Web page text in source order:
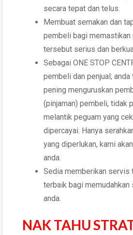
secara tepat dan telus.
Membuat semakan dan
pembeli bagi memastikan
tersebut serius dan
Sebagai ONE STOP
pembeli dan penjual; anda
pening menguruskan
(pinjaman) pembeli, tidak
melantik peguam yang
dipercayai. Hanya
yang diperlukan, kami
anda.
Sedia memberikan servis
terbaik bagi memudahkan
anda.
NAK TAHU